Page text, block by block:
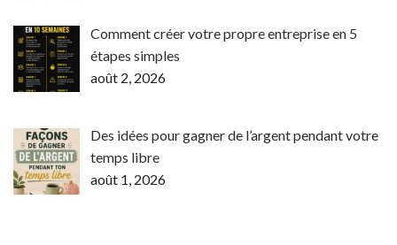
Comment créer votre propre entreprise en 5
étapes simples
août 2, 2026
Des idées pour gagner de l’argent pendant votre
temps libre
août 1, 2026